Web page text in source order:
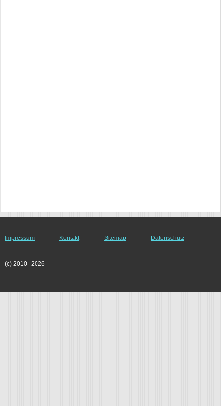
Impressum Kontakt Sitemap Datenschutz
(c) 2010--2026